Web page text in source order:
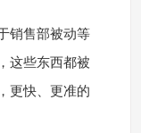
销售部被动等
这些东西都被
更快、更准的